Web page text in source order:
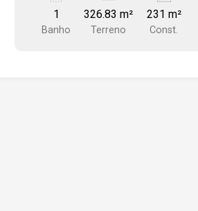
1
Banho
326.83 m²
Terreno
231 m²
Const.